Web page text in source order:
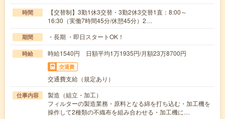
時間
【交替制】3勤1休3交替・3勤2休3交替1直：8:00～
16:30（実働7時間45分/休憩45分）2…
期間 ・長期 ・即日スタートOK！
時給 時給1540円 日額平均1万1935円/月額23万8700円
交通費
交通費支給（規定あり）
仕事内容
製造（組立・加工）
フィルターの製造業務・原料となる綿を打ち込む・加工機を
操作して2種類の不織布を組み合わせる・加工機に…